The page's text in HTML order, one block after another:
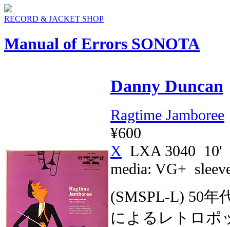
RECORD & JACKET SHOP
Manual of Errors SONOTA
Danny Duncan
Ragtime Jamboree
¥600
X LXA 3040 10'
media: VG+
(SMSPL-L) 50年
によるレトロポ